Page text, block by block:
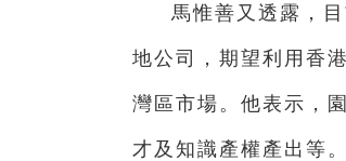
馬惟善又透露，
地公司，期望利用香
灣區市場。他表示，
才及知識產權產出等。